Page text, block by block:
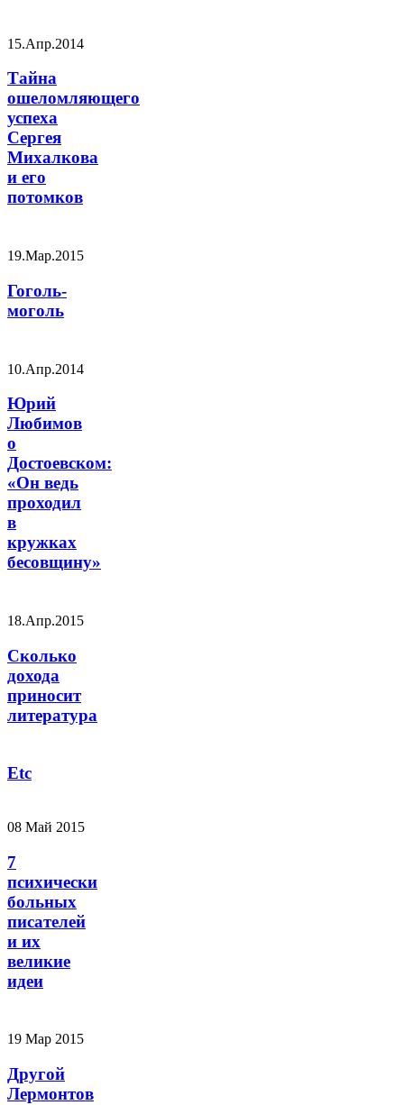
15.Апр.2014
Тайна
ошеломляющего
успеха
Сергея
Михалкова
и его
потомков
19.Мар.2015
Гоголь-
моголь
10.Апр.2014
Юрий
Любимов
о
Достоевском:
«Он ведь
проходил
в
кружках
бесовщину»
18.Апр.2015
Сколько
дохода
приносит
литература
Etc
08 Май 2015
7
психически
больных
писателей
и их
великие
идеи
19 Мар 2015
Другой
Лермонтов